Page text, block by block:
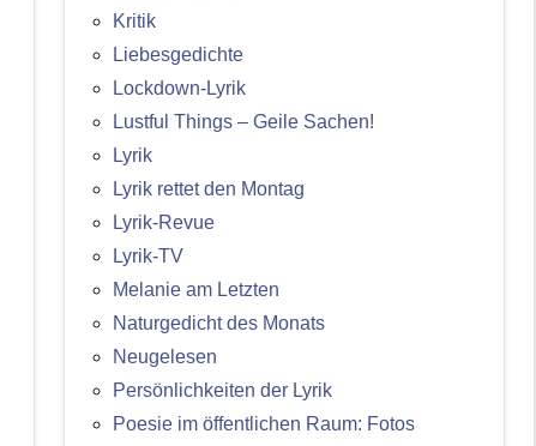
Kritik
Liebesgedichte
Lockdown-Lyrik
Lustful Things – Geile Sachen!
Lyrik
Lyrik rettet den Montag
Lyrik-Revue
Lyrik-TV
Melanie am Letzten
Naturgedicht des Monats
Neugelesen
Persönlichkeiten der Lyrik
Poesie im öffentlichen Raum: Fotos